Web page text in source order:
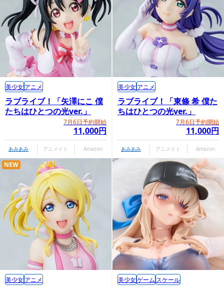
ラブライブ！「矢澤にこ 僕
たちはひとつの光ver.」
7月6日予約開始
11,000円
美少女アニメ
あみあみ アニメイト Amazon
ラブライブ！「東條 希 僕た
ちはひとつの光ver.」
7月6日予約開始
11,000円
美少女アニメ
あみあみ アニメイト Amazon
NEW
美少女アニメ 美少女ゲーム スケール